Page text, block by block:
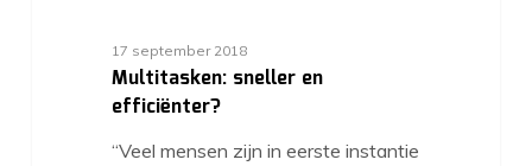
17 september 2018
Multitasken: sneller en
efficiënter?
“Veel mensen zijn in eerste instantie